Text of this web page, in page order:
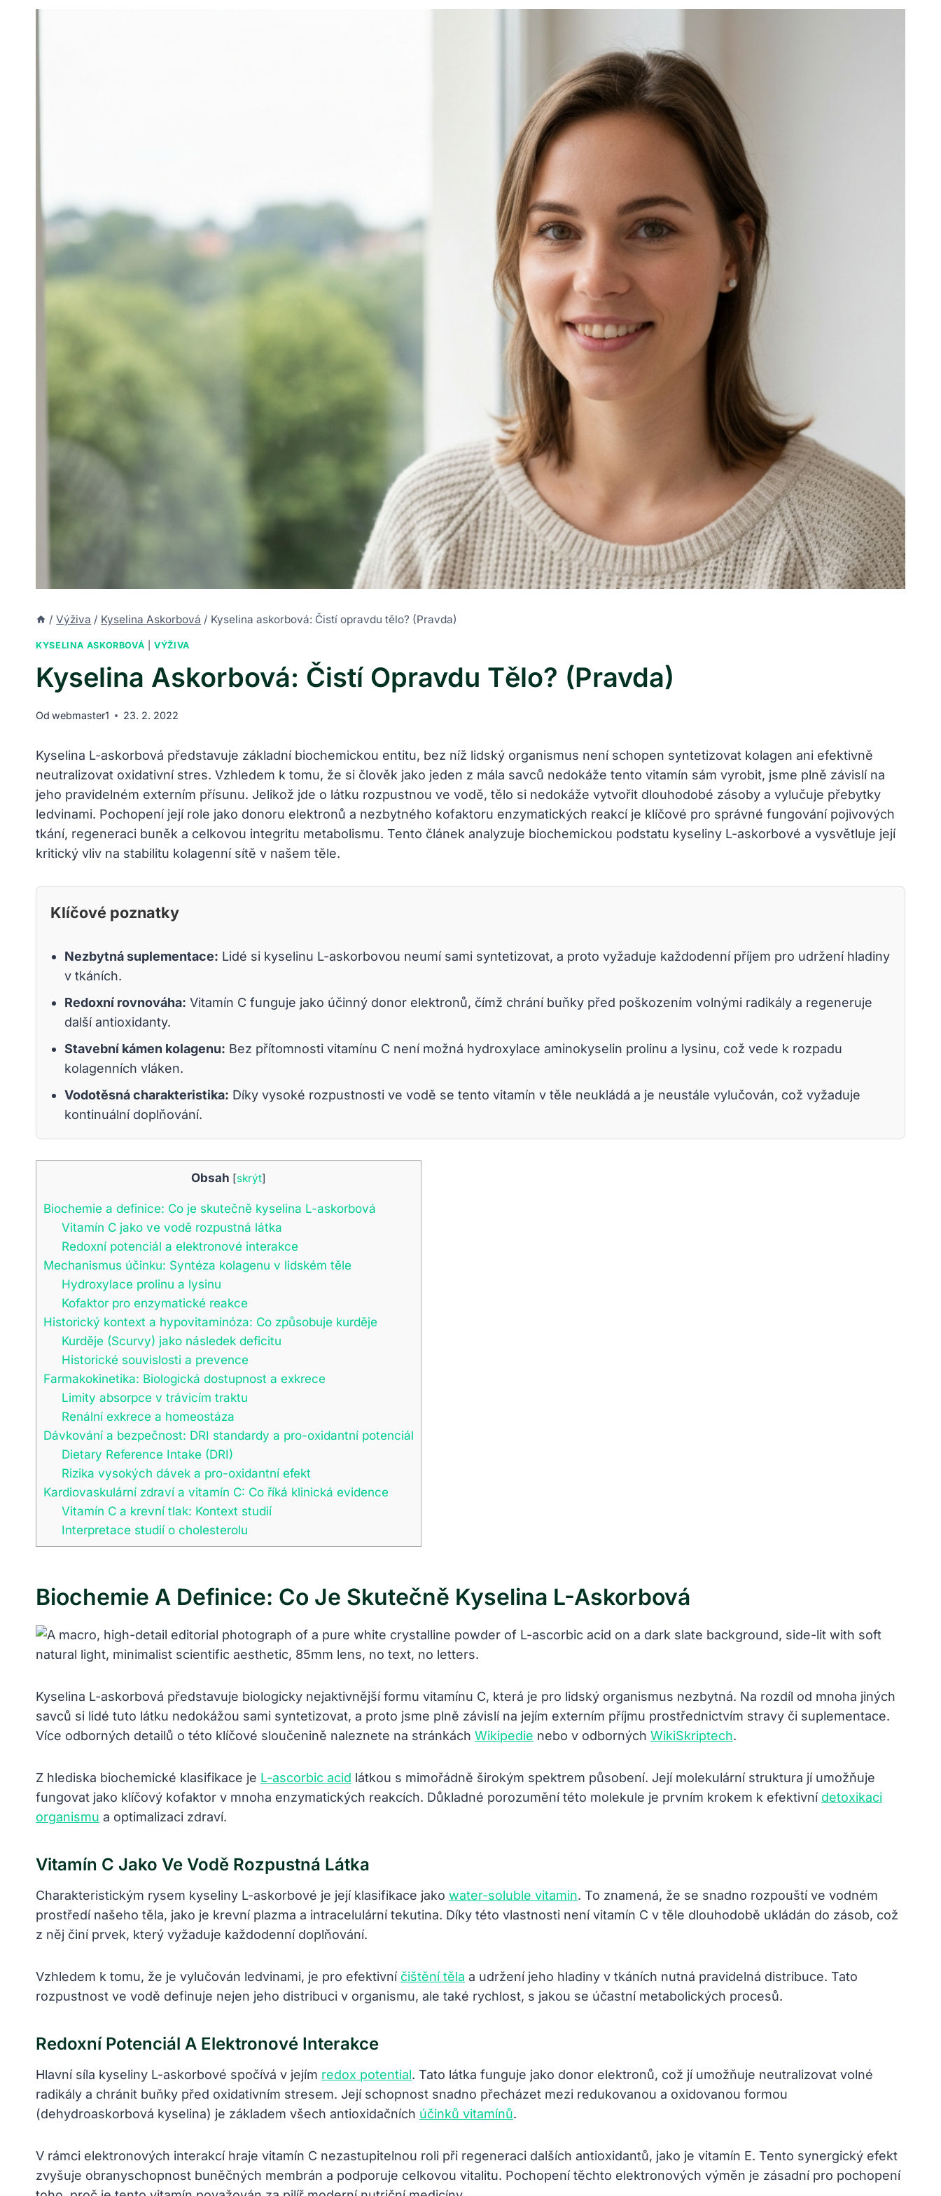
/ Výživa / Kyselina Askorbová / Kyselina askorbová: Čistí opravdu tělo? (Pravda)
KYSELINA ASKORBOVÁ |VÝŽIVA
Kyselina Askorbová: Čistí Opravdu Tělo? (Pravda)
Od webmaster1 23. 2. 2022
Kyselina L-askorbová představuje základní biochemickou entitu, bez níž lidský organismus není schopen syntetizovat kolagen ani efektivně
neutralizovat oxidativní stres. Vzhledem k tomu, že si člověk jako jeden z mála savců nedokáže tento vitamín sám vyrobit, jsme plně závislí na
jeho pravidelném externím přísunu. Jelikož jde o látku rozpustnou ve vodě, tělo si nedokáže vytvořit dlouhodobé zásoby a vylučuje přebytky
ledvinami. Pochopení její role jako donoru elektronů a nezbytného kofaktoru enzymatických reakcí je klíčové pro správné fungování pojivových
tkání, regeneraci buněk a celkovou integritu metabolismu. Tento článek analyzuje biochemickou podstatu kyseliny L-askorbové a vysvětluje její
kritický vliv na stabilitu kolagenní sítě v našem těle.
Klíčové poznatky
Nezbytná suplementace: Lidé si kyselinu L-askorbovou neumí sami syntetizovat, a proto vyžaduje každodenní příjem pro udržení hladiny
v tkáních.
Redoxní rovnováha: Vitamín C funguje jako účinný donor elektronů, čímž chrání buňky před poškozením volnými radikály a regeneruje
další antioxidanty.
Stavební kámen kolagenu: Bez přítomnosti vitamínu C není možná hydroxylace aminokyselin prolinu a lysinu, což vede k rozpadu
kolagenních vláken.
Vodotěsná charakteristika: Díky vysoké rozpustnosti ve vodě se tento vitamín v těle neukládá a je neustále vylučován, což vyžaduje
kontinuální doplňování.
Obsah [skrýt]
Biochemie a definice: Co je skutečně kyselina L-askorbová
Vitamín C jako ve vodě rozpustná látka
Redoxní potenciál a elektronové interakce
Mechanismus účinku: Syntéza kolagenu v lidském těle
Hydroxylace prolinu a lysinu
Kofaktor pro enzymatické reakce
Historický kontext a hypovitaminóza: Co způsobuje kurděje
Kurděje (Scurvy) jako následek deficitu
Historické souvislosti a prevence
Farmakokinetika: Biologická dostupnost a exkrece
Limity absorpce v trávicím traktu
Renální exkrece a homeostáza
Dávkování a bezpečnost: DRI standardy a pro-oxidantní potenciál
Dietary Reference Intake (DRI)
Rizika vysokých dávek a pro-oxidantní efekt
Kardiovaskulární zdraví a vitamín C: Co říká klinická evidence
Vitamín C a krevní tlak: Kontext studií
Interpretace studií o cholesterolu
Biochemie A Definice: Co Je Skutečně Kyselina L-Askorbová
Kyselina L-askorbová představuje biologicky nejaktivnější formu vitamínu C, která je pro lidský organismus nezbytná. Na rozdíl od mnoha jiných
savců si lidé tuto látku nedokážou sami syntetizovat, a proto jsme plně závislí na jejím externím příjmu prostřednictvím stravy či suplementace.
Více odborných detailů o této klíčové sloučenině naleznete na stránkách Wikipedie nebo v odborných WikiSkriptech.
Z hlediska biochemické klasifikace je L-ascorbic acid látkou s mimořádně širokým spektrem působení. Její molekulární struktura jí umožňuje
fungovat jako klíčový kofaktor v mnoha enzymatických reakcích. Důkladné porozumění této molekule je prvním krokem k efektivní detoxikaci
organismu a optimalizaci zdraví.
Vitamín C Jako Ve Vodě Rozpustná Látka
Charakteristickým rysem kyseliny L-askorbové je její klasifikace jako water-soluble vitamin. To znamená, že se snadno rozpouští ve vodném
prostředí našeho těla, jako je krevní plazma a intracelulární tekutina. Díky této vlastnosti není vitamín C v těle dlouhodobě ukládán do zásob, což
z něj činí prvek, který vyžaduje každodenní doplňování.
Vzhledem k tomu, že je vylučován ledvinami, je pro efektivní čištění těla a udržení jeho hladiny v tkáních nutná pravidelná distribuce. Tato
rozpustnost ve vodě definuje nejen jeho distribuci v organismu, ale také rychlost, s jakou se účastní metabolických procesů.
Redoxní Potenciál A Elektronové Interakce
Hlavní síla kyseliny L-askorbové spočívá v jejím redox potential. Tato látka funguje jako donor elektronů, což jí umožňuje neutralizovat volné
radikály a chránit buňky před oxidativním stresem. Její schopnost snadno přecházet mezi redukovanou a oxidovanou formou
(dehydroaskorbová kyselina) je základem všech antioxidačních účinků vitamínů.
V rámci elektronových interakcí hraje vitamín C nezastupitelnou roli při regeneraci dalších antioxidantů, jako je vitamín E. Tento synergický efekt
zvyšuje obranyschopnost buněčných membrán a podporuje celkovou vitalitu. Pochopení těchto elektronových výměn je zásadní pro pochopení